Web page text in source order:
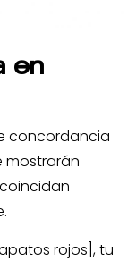
en
concordancia
mostrarán
rojos], tu